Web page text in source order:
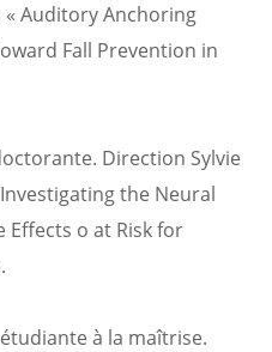
Auditory Anchoring
Fall Prevention in
Direction Sylvie
the Neural
Effects o at Risk for
étudiante à la maîtrise.